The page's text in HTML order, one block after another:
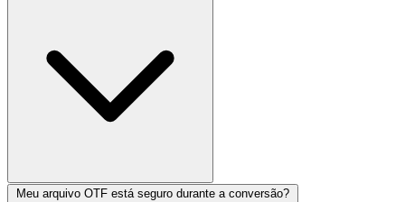
Meu arquivo OTF está seguro durante a conversão?